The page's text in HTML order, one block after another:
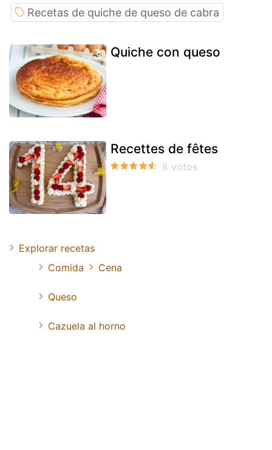
Recetas de quiche de queso de cabra
Quiche con queso
Recettes de fêtes
Explorar recetas
Comida
Cena
Queso
Cazuela al horno